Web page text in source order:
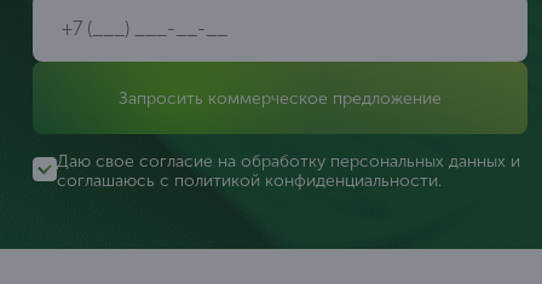
Запросить коммерческое предложение
Даю свое согласие на обработку персональных данных и
соглашаюсь с политикой конфиденциальности.